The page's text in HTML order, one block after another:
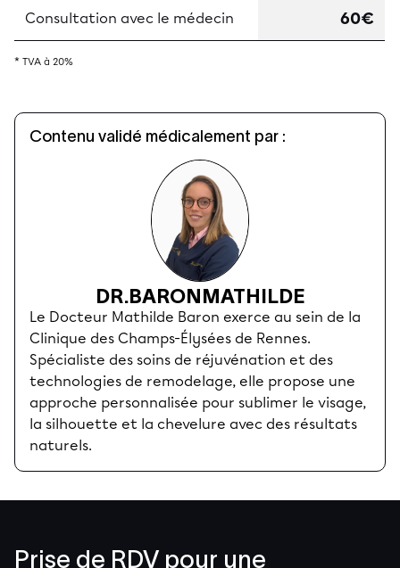
Consultation avec le médecin 60€
* TVA à 20%
Contenu validé médicalement par :
DR.BARONMATHILDE
Le Docteur Mathilde Baron exerce au sein de la
Clinique des Champs-Élysées de Rennes.
Spécialiste des soins de réjuvénation et des
technologies de remodelage, elle propose une
approche personnalisée pour sublimer le visage,
la silhouette et la chevelure avec des résultats
naturels.
Prise de RDV pour une